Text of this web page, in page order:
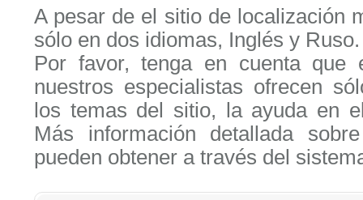
A pesar de el sitio de localización
sólo en dos idiomas, Inglés y Ruso.
Por favor, tenga en cuenta
nuestros especialistas ofrecen
los temas del sitio, la ayuda en
Más información detallada
pueden obtener a través del